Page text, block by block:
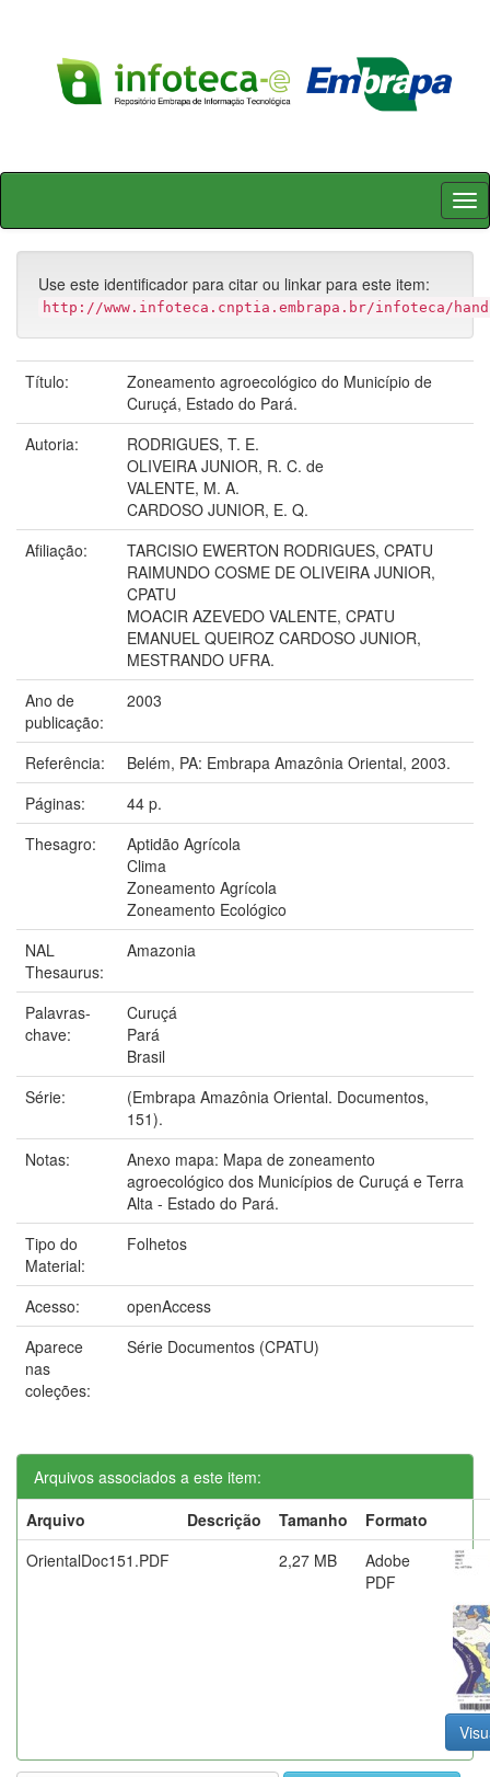
Skip
Use este identificador para citar ou linkar para este item:
http://www.infoteca.cnptia.embrapa.br/infoteca/
Título:
Zoneamento agroecológico do Município de
Curuçá, Estado do Pará.
Autoria:
RODRIGUES, T. E.
OLIVEIRA JUNIOR, R. C. de
VALENTE, M. A.
CARDOSO JUNIOR, E. Q.
Afiliação:
TARCISIO EWERTON RODRIGUES, CPATU
RAIMUNDO COSME DE OLIVEIRA JUNIOR,
CPATU
MOACIR AZEVEDO VALENTE, CPATU
EMANUEL QUEIROZ CARDOSO JUNIOR,
MESTRANDO UFRA.
Ano de
publicação:
2003
Referência:
Belém, PA: Embrapa Amazônia Oriental, 2003.
Páginas:
44 p.
Thesagro:
Aptidão Agrícola
Clima
Zoneamento Agrícola
Zoneamento Ecológico
NAL
Thesaurus:
Amazonia
Palavras-
chave:
Curuçá
Pará
Brasil
Série:
(Embrapa Amazônia Oriental. Documentos,
151).
Notas:
Anexo mapa: Mapa de zoneamento
agroecológico dos Municípios de Curuçá e Terra
Alta - Estado do Pará.
Tipo do
Material:
Folhetos
Acesso:
openAccess
Aparece
nas
coleções:
Série Documentos (CPATU)
Arquivos associados a este item:
Arquivo
Descrição Tamanho
Formato
OrientalDoc151.PDF
2,27 MB
Adobe
PDF